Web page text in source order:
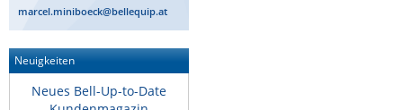
marcel.miniboeck@bellequip.at
Neuigkeiten
Neues Bell-Up-to-Date